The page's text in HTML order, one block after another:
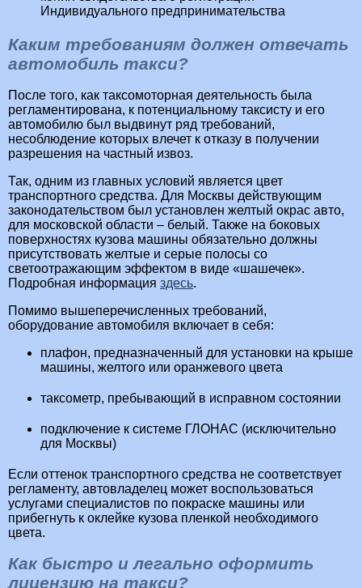
Индивидуального предпринимательства
Каким требованиям должен отвечать
автомобиль такси?
После того, как таксомоторная деятельность была
регламентирована, к потенциальному таксисту и его
автомобилю был выдвинут ряд требований,
несоблюдение которых влечет к отказу в получении
разрешения на частный извоз.
Так, одним из главных условий является цвет
транспортного средства. Для Москвы действующим
законодательством был установлен желтый окрас авто,
для московской области – белый. Также на боковых
поверхностях кузова машины обязательно должны
присутствовать желтые и серые полосы со
светоотражающим эффектом в виде «шашечек».
Подробная информация здесь.
Помимо вышеперечисленных требований,
оборудование автомобиля включает в себя:
плафон, предназначенный для установки на крыше
машины, желтого или оранжевого цвета
таксометр, пребывающий в исправном состоянии
подключение к системе ГЛОНАС (исключительно
для Москвы)
Если оттенок транспортного средства не соответствует
регламенту, автовладелец может воспользоваться
услугами специалистов по покраске машины или
прибегнуть к оклейке кузова пленкой необходимого
цвета.
Как быстро и легально оформить
лицензию на такси?